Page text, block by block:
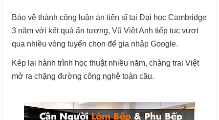
Bảo vệ thành công luận án tiến sĩ tại Đại học Cambridge
3 năm với kết quả ấn tượng, Vũ Việt Anh tiếp tục vượt
qua nhiều vòng tuyển chọn để gia nhập Google.
Kép lại hành trình học thuật nhiều năm, chàng trai Việt
mở ra chặng đường công nghệ toàn cầu.